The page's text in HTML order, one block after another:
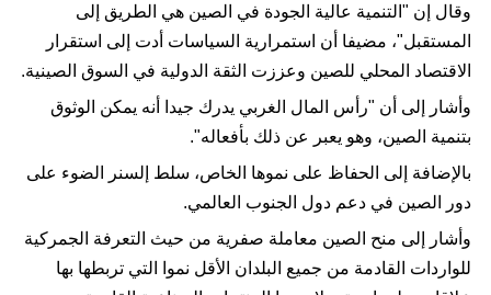
وقال إن "التنمية عالية الجودة في الصين هي الطريق إلى
المستقبل"، مضيفا أن استمرارية السياسات أدت إلى استقرار
الاقتصاد المحلي للصين وعززت الثقة الدولية في السوق الصينية.
وأشار إلى أن "رأس المال الغربي يدرك جيدا أنه يمكن الوثوق
بتنمية الصين، وهو يعبر عن ذلك بأفعاله".
بالإضافة إلى الحفاظ على نموها الخاص، سلط إلسنر الضوء على
دور الصين في دعم دول الجنوب العالمي.
وأشار إلى منح الصين معاملة صفرية من حيث التعرفة الجمركية
للواردات القادمة من جميع البلدان الأقل نموا التي تربطها بها